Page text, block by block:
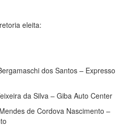
eleita:
dos Santos – Expresso
da Silva – Giba Auto Center
de Cordova Nascimento –